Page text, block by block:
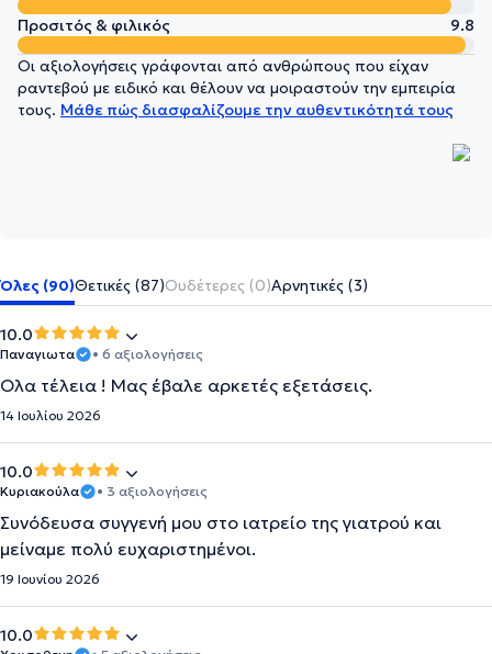
Προσιτός & φιλικός
9.8
Οι αξιολογήσεις γράφονται από ανθρώπους που είχαν
ραντεβού με ειδικό και θέλουν να μοιραστούν την εμπειρία
τους. Μάθε πώς διασφαλίζουμε την αυθεντικότητά τους
Όλες (90)Θετικές (87)Ουδέτερες (0)Αρνητικές (3)
10.0
Παναγιωτα • 6 αξιολογήσεις
Ολα τέλεια ! Μας έβαλε αρκετές εξετάσεις.
14 Ιουλίου 2026
10.0
Κυριακούλα • 3 αξιολογήσεις
Συνόδευσα συγγενή μου στο ιατρείο της γιατρού και
μείναμε πολύ ευχαριστημένοι.
19 Ιουνίου 2026
10.0